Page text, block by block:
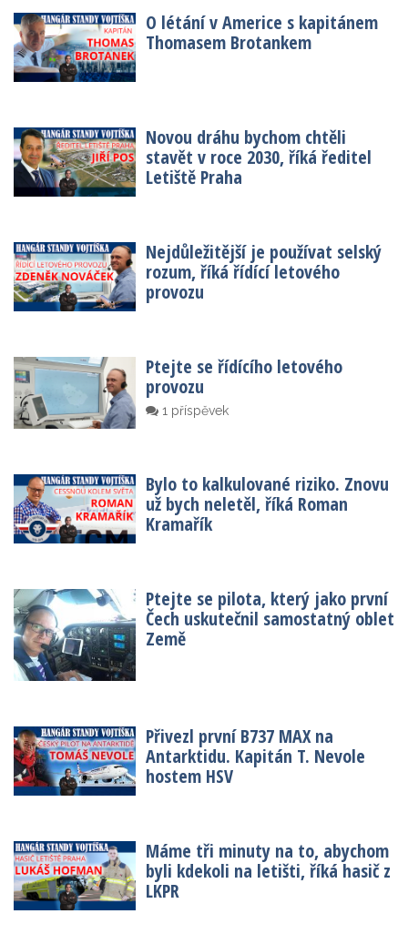
O létání v Americe s kapitánem
Thomasem Brotankem
Novou dráhu bychom chtěli
stavět v roce 2030, říká ředitel
Letiště Praha
Nejdůležitější je používat selský
rozum, říká řídící letového
provozu
Ptejte se řídícího letového
provozu
1 příspěvek
Bylo to kalkulované riziko. Znovu
už bych neletěl, říká Roman
Kramařík
Ptejte se pilota, který jako první
Čech uskutečnil samostatný oblet
Země
Přivezl první B737 MAX na
Antarktidu. Kapitán T. Nevole
hostem HSV
Máme tři minuty na to, abychom
byli kdekoli na letišti, říká hasič z
LKPR